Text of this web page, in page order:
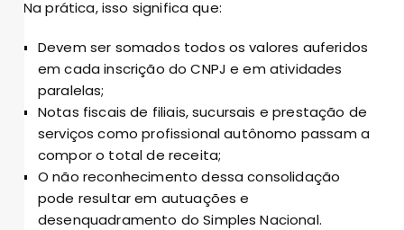
Na prática, isso significa que:
Devem ser somados todos os valores auferidos
em cada inscrição do CNPJ e em atividades
paralelas;
Notas fiscais de filiais, sucursais e prestação de
serviços como profissional autônomo passam a
compor o total de receita;
O não reconhecimento dessa consolidação
pode resultar em autuações e
desenquadramento do Simples Nacional.